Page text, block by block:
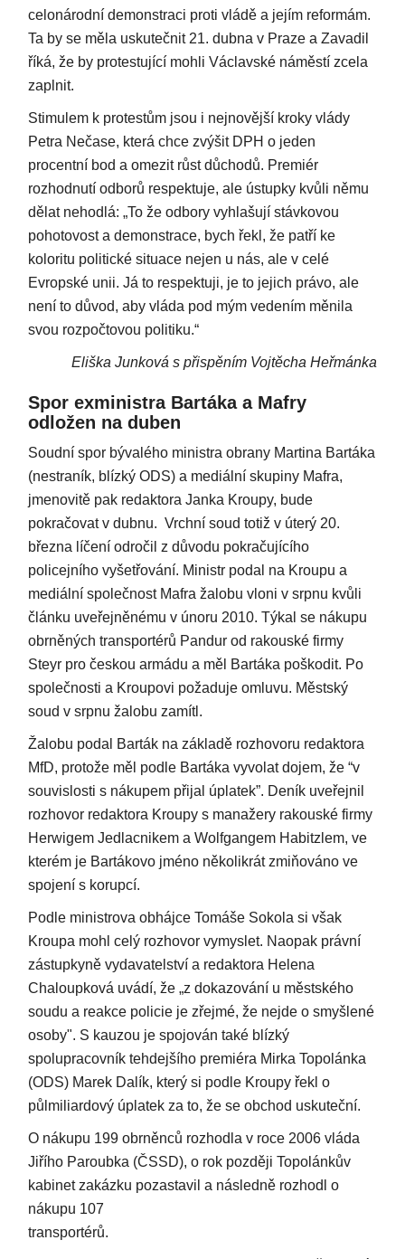
celonárodní demonstraci proti vládě a jejím reformám.
Ta by se měla uskutečnit 21. dubna v Praze a Zavadil
říká, že by protestující mohli Václavské náměstí zcela
zaplnit.
Stimulem k protestům jsou i nejnovější kroky vlády
Petra Nečase, která chce zvýšit DPH o jeden
procentní bod a omezit růst důchodů. Premiér
rozhodnutí odborů respektuje, ale ústupky kvůli němu
dělat nehodlá: „To že odbory vyhlašují stávkovou
pohotovost a demonstrace, bych řekl, že patří ke
koloritu politické situace nejen u nás, ale v celé
Evropské unii. Já to respektuji, je to jejich právo, ale
není to důvod, aby vláda pod mým vedením měnila
svou rozpočtovou politiku.“
Eliška Junková s přispěním Vojtěcha Heřmánka
Spor exministra Bartáka a Mafry
odložen na duben
Soudní spor bývalého ministra obrany Martina Bartáka
(nestraník, blízký ODS) a mediální skupiny Mafra,
jmenovitě pak redaktora Janka Kroupy, bude
pokračovat v dubnu. Vrchní soud totiž v úterý 20.
března líčení odročil z důvodu pokračujícího
policejního vyšetřování. Ministr podal na Kroupu a
mediální společnost Mafra žalobu vloni v srpnu kvůli
článku uveřejněnému v únoru 2010. Týkal se nákupu
obrněných transportérů Pandur od rakouské firmy
Steyr pro českou armádu a měl Bartáka poškodit. Po
společnosti a Kroupovi požaduje omluvu. Městský
soud v srpnu žalobu zamítl.
Žalobu podal Barták na základě rozhovoru redaktora
MfD, protože měl podle Bartáka vyvolat dojem, že “v
souvislosti s nákupem přijal úplatek”. Deník uveřejnil
rozhovor redaktora Kroupy s manažery rakouské firmy
Herwigem Jedlacnikem a Wolfgangem Habitzlem, ve
kterém je Bartákovo jméno několikrát zmiňováno ve
spojení s korupcí.
Podle ministrova obhájce Tomáše Sokola si však
Kroupa mohl celý rozhovor vymyslet. Naopak právní
zástupkyně vydavatelství a redaktora Helena
Chaloupková uvádí, že „z dokazování u městského
soudu a reakce policie je zřejmé, že nejde o smyšlené
osoby". S kauzou je spojován také blízký
spolupracovník tehdejšího premiéra Mirka Topolánka
(ODS) Marek Dalík, který si podle Kroupy řekl o
půlmiliardový úplatek za to, že se obchod uskuteční.
O nákupu 199 obrněnců rozhodla v roce 2006 vláda
Jiřího Paroubka (ČSSD), o rok později Topolánkův
kabinet zakázku pozastavil a následně rozhodl o
nákupu 107